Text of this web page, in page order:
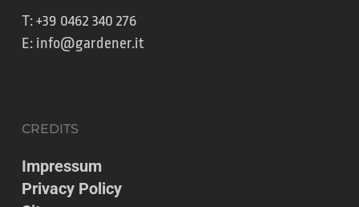
T:+39 0462 340 276
E: info@gardener.it
CREDITS
Impressum
Privacy Policy